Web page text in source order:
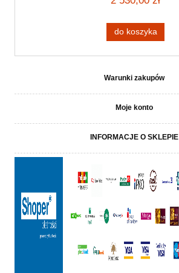
do koszyka
Warunki zakupów
Moje konto
INFORMACJE O SKLEPIE